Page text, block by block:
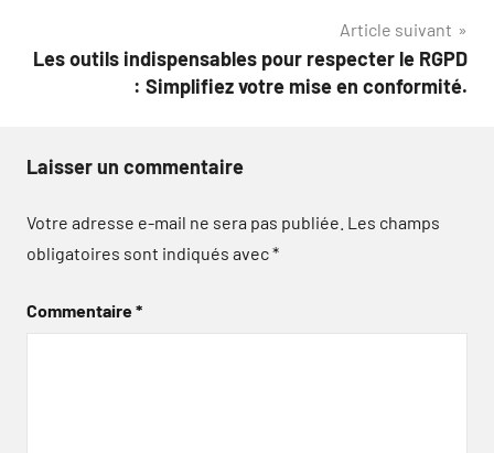
Article suivant
Les outils indispensables pour respecter le RGPD
: Simplifiez votre mise en conformité.
Laisser un commentaire
Votre adresse e-mail ne sera pas publiée. Les champs
obligatoires sont indiqués avec*
Commentaire*